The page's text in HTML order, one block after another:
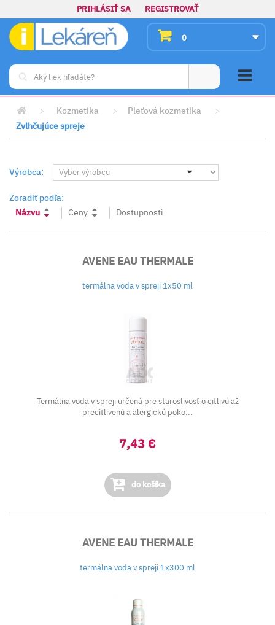
PRIHLÁSIŤ SA REGISTROVAŤ
0
> Kozmetika > Pleťová kozmetika
>
Zvlhčujúce spreje
Výrobca:
Zoradiť podľa:
Názvu
Ceny Dostupnosti
AVENE EAU THERMALE
termálna voda v spreji 1x50 ml
Termálna voda v spreji určená pre staroslivosť o citlivú až
precitlivenú a alergickú poko...
7,43 €
do košíka
AVENE EAU THERMALE
termálna voda v spreji 1x300 ml